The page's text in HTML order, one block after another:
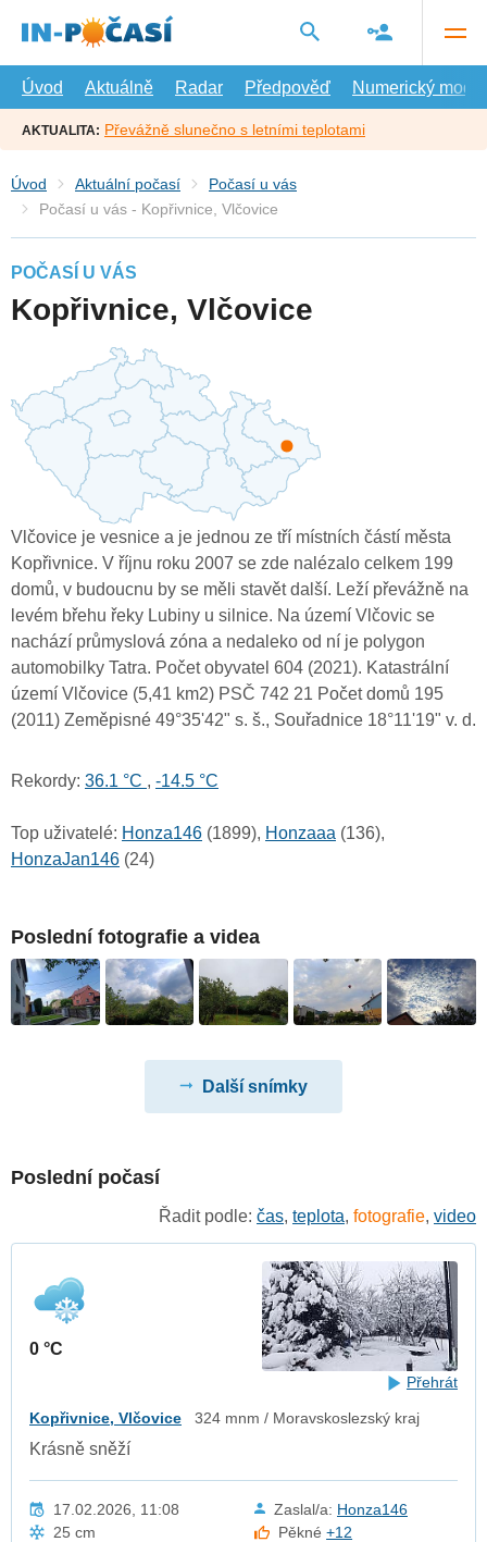
hlavní
Úvod
Aktuálně Radar Předpověď Numerický model
AKTUALITA: Převážně slunečno s letními teplotami
Úvod Aktuální počasí
Počasí u vás
Počasí u vás - Kopřivnice, Vlčovice
POČASÍ U VÁS
Kopřivnice, Vlčovice
Vlčovice je vesnice a je jednou ze tří místních částí města
Kopřivnice. V říjnu roku 2007 se zde nalézalo celkem 199
domů, v budoucnu by se měli stavět další. Leží převážně na
levém břehu řeky Lubiny u silnice. Na území Vlčovic se
nachází průmyslová zóna a nedaleko od ní je polygon
automobilky Tatra. Počet obyvatel 604 (2021). Katastrální
území Vlčovice (5,41 km2) PSČ 742 21 Počet domů 195
(2011) Zeměpisné 49°35'42" s. š., Souřadnice 18°11'19" v. d.
Rekordy: 36.1 °C , -14.5 °C
Top uživatelé: Honza146 (1899), Honzaaa (136),
HonzaJan146 (24)
Poslední fotografie a videa
Další snímky
Poslední počasí
Řadit podle: čas, teplota, fotografie, video
0 °C
Přehrát
Kopřivnice, Vlčovice 324 mnm / Moravskoslezský kraj
Krásně sněží
17.02.2026, 11:08 Zaslal/a: Honza146
25 cm
Pěkné+12